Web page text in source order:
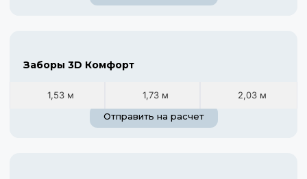
Заборы 3D Комфорт
1,53 м 1,73 м
2,03 м
Отправить на расчет